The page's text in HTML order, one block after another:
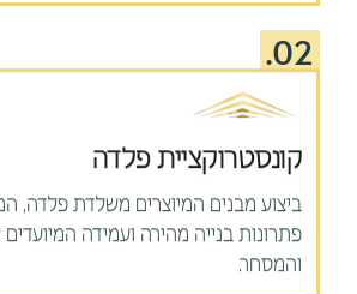
02.
קונסטרוקציית פלדה
ביצוע מבנים המיוצרים משלדת פלדה,
פתרונות בנייה מהירה ועמידה
והמסחר.